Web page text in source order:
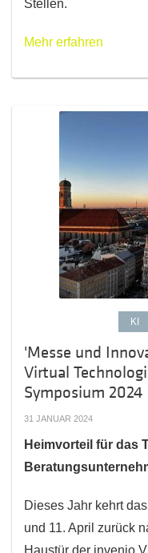
Stellen.
Mehr erfahren
KI
'Messe und
Virtual
Symposium 2024
31 JANUAR 2024
Heimvorteil für das
Dieses Jahr kehrt
und 11. April zurück
Haustür der invenio